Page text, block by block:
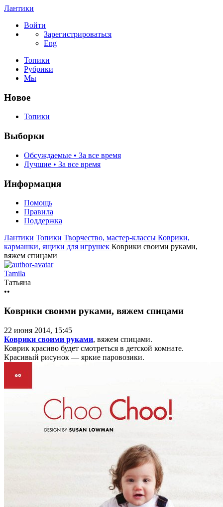
Лантики
Войти
Зарегистрироваться
Eng
Топики
Рубрики
Мы
Новое
Топики
Выборки
Обсуждаемые • За все время
Лучшие • За все время
Информация
Помощь
Правила
Поддержка
Лантики Топики Творчество, мастер-классы Коврики,
кармашки, ящики для игрушек Коврики своими руками,
вяжем спицами
Tamila
Татьяна
••
Коврики своими руками, вяжем спицами
22 июня 2014, 15:45
Коврики своими руками, вяжем спицами.
Коврик красиво будет смотреться в детской комнате.
Красивый рисунок — яркие паровозики.